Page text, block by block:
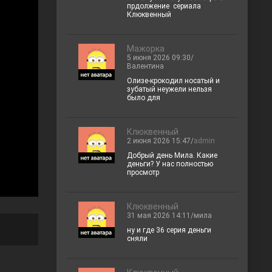
прдолжение сериала
Клюквенный
Мажорка
5 июня 2026 09:30/
Валентина
Олизе-крокодил носатый и
зубатый неужели нельзя
было для
Клюквенный
2 июня 2026 15:47/admin
Добрый день Мила. Какие
деньги? У нас полностью
просмотр
Клюквенный
31 мая 2026 14:11/мила
ну и где 36 серия деньги
сняли